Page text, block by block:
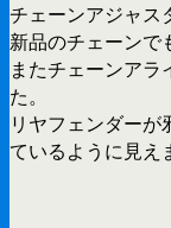
チェーンアジャス
新品のチェーンで
またチェーンア
た。
リヤフェンダー
ているように見え